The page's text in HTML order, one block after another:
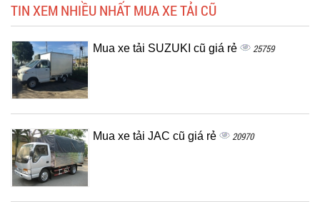
TIN XEM NHIỀU NHẤT MUA XE TẢI CŨ
Mua xe tải SUZUKI cũ giá rẻ 25759
Mua xe tải JAC cũ giá rẻ 20970